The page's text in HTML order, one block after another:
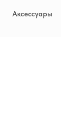
Аксессуары